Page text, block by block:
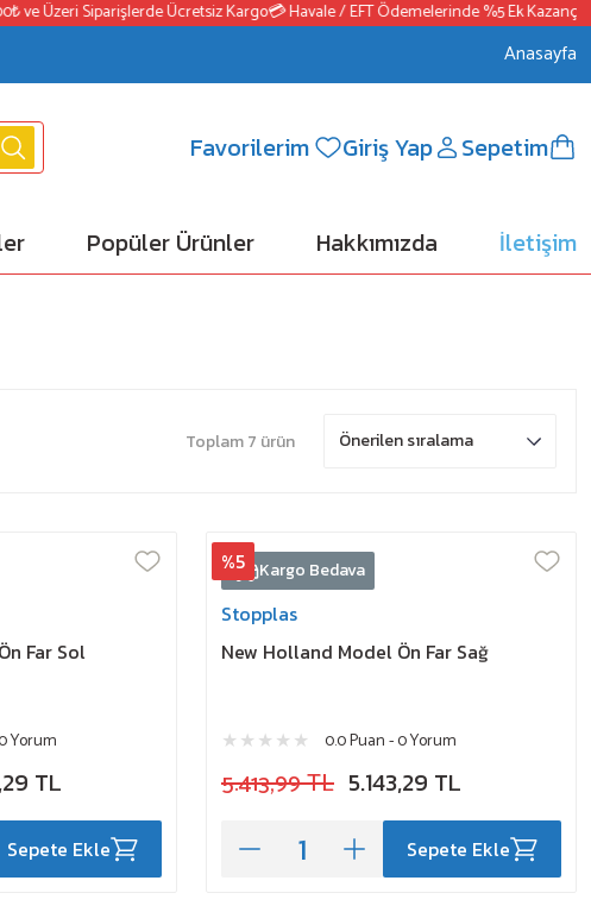
Üzeri Siparişlerde Ücretsiz Kargo💳 Havale / EFT Ödemelerinde %5 Ek Kazanç
Anasayfa
Favorilerim Giriş Yap Sepetim
Popüler Ürünler Hakkımızda İletişim
Toplam 7 ürün
Far Sol
Yorum
TL
Sepete Ekle
%5 Kargo Bedava
Stopplas
New Holland Model Ön Far Sağ
0.0 Puan - 0 Yorum
5.413,99 TL 5.143,29 TL
Sepete Ekle